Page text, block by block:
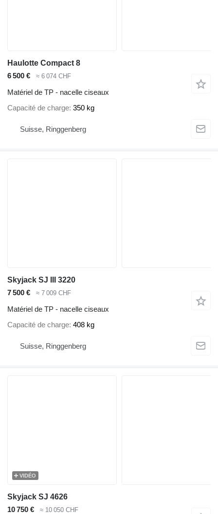
Haulotte Compact 8
6 500 €
≈ 6 074 CHF
Matériel de TP - nacelle ciseaux
Capacité de charge 350 kg
Suisse, Ringgenberg
Skyjack SJ III 3220
7 500 €
≈ 7 009 CHF
Matériel de TP - nacelle ciseaux
Capacité de charge 408 kg
Suisse, Ringgenberg
VIDÉO
Skyjack SJ 4626
10 750 €
≈ 10 050 CHF